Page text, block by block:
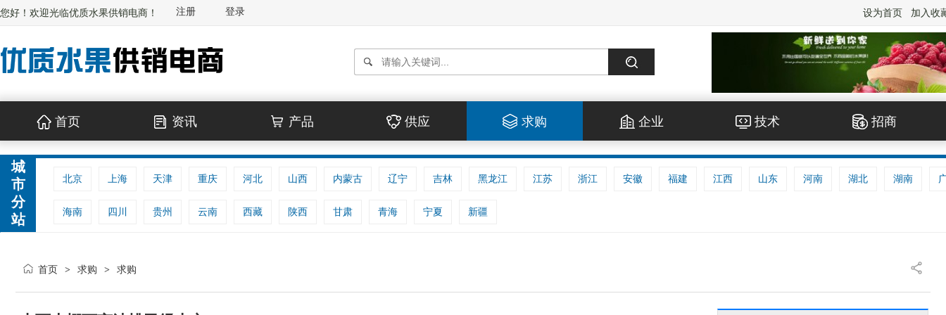
您好！欢迎光临优质水果供销电商！ 注册 登录 加入收
设为首页
首页 资讯 产品 供应 求购 企业 技术 招商
城
市
分
站
北京 上海 天津 重庆 河北 山西 内蒙古 辽宁 吉林 黑龙江 江苏 浙江 安徽 福建 江西 山东 河南 湖北 湖南
海南 四川 贵州 云南 西藏 陕西 甘肃 青海 宁夏 新疆
首页 > 求购 > 求购